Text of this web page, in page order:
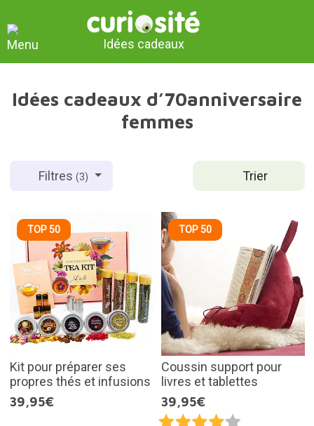
Idées cadeaux
Idées cadeaux d’70anniversaire
femmes
Trier
Filtres(3)
TOP 50
Kit pour préparer ses
propres thés et infusions
39,95€
TOP 50
Coussin support pour
livres et tablettes
39,95€